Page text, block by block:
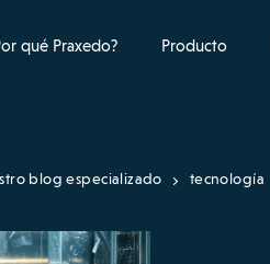
qué Praxedo? Producto
blog especializado tecnología